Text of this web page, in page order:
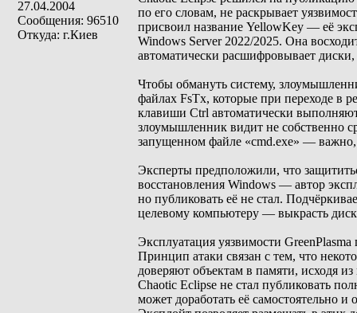
27.04.2004
Сообщения: 96510
Откуда: г.Киев
по его словам, не раскрывает
присвоил название YellowKey — её
Windows Server 2022/2025. Она
автоматически расшифровывает диски,
Чтобы обмануть систему,
файлах FsTx, которые при переходе в
клавиши Ctrl автоматически
злоумышленник видит не собственно
запущенном файле «cmd.exe» —
Эксперты предположили, что
восстановления Windows — автор
но публиковать её не стал.
целевому компьютеру — выкрасть
Эксплуатация уязвимости
Принцип атаки связан с тем, что
доверяют объектам в памяти, исходя
Chaotic Eclipse не стал публиковать
может доработать её самостоятельно